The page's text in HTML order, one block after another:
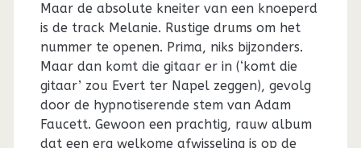
Maar de absolute kneiter van een knoeperd
is de track Melanie. Rustige drums om het
nummer te openen. Prima, niks bijzonders.
Maar dan komt die gitaar er in (‘komt die
gitaar’ zou Evert ter Napel zeggen), gevolg
door de hypnotiserende stem van Adam
Faucett. Gewoon een prachtig, rauw album
dat een erg welkome afwisseling is op de